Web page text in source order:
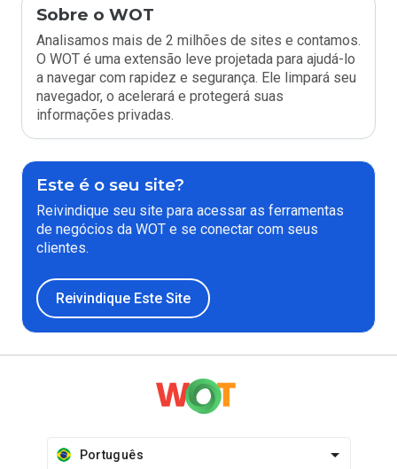
Sobre o WOT
Analisamos mais de 2 milhões de sites e contamos.
O WOT é uma extensão leve projetada para ajudá-lo
a navegar com rapidez e segurança. Ele limpará seu
navegador, o acelerará e protegerá suas
informações privadas.
Este é o seu site?
Reivindique seu site para acessar as ferramentas
de negócios da WOT e se conectar com seus
clientes.
Reivindique Este Site
Português